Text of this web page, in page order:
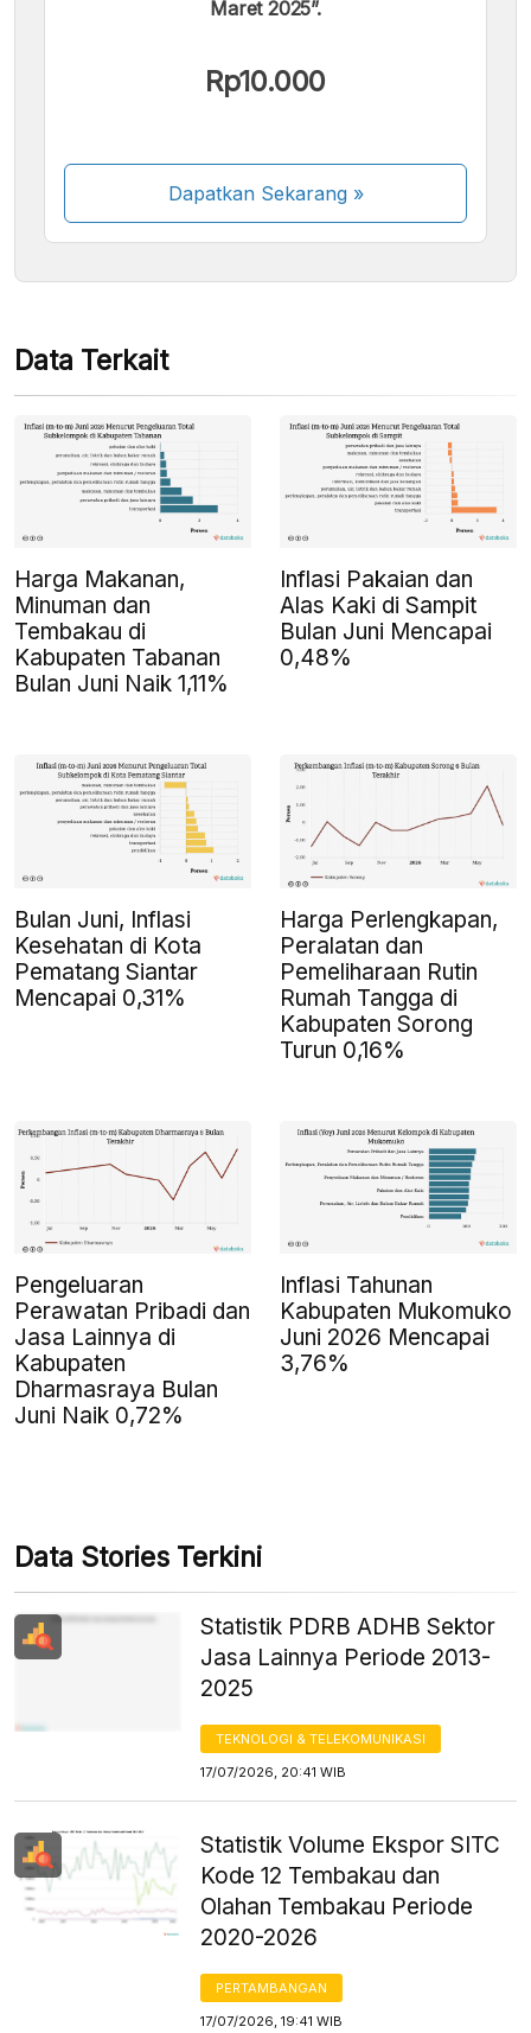
Maret 2025”.
Rp10.000
Dapatkan Sekarang»
Beberapa metode pembayaran masih dalam
proses aktivasi.
Data Terkait
Harga Makanan,
Minuman dan
Tembakau di
Kabupaten Tabanan
Bulan Juni Naik 1,11%
Inflasi Pakaian dan
Alas Kaki di Sampit
Bulan Juni Mencapai
0,48%
Bulan Juni, Inflasi
Kesehatan di Kota
Pematang Siantar
Mencapai 0,31%
Harga Perlengkapan,
Peralatan dan
Pemeliharaan Rutin
Rumah Tangga di
Kabupaten Sorong
Turun 0,16%
Pengeluaran
Perawatan Pribadi dan
Jasa Lainnya di
Kabupaten
Dharmasraya Bulan
Juni Naik 0,72%
Inflasi Tahunan
Kabupaten Mukomuko
Juni 2026 Mencapai
3,76%
Data Stories Terkini
Statistik PDRB ADHB Sektor
Jasa Lainnya Periode 2013-
2025
TEKNOLOGI & TELEKOMUNIKASI
17/07/2026, 20:41 WIB
Statistik Volume Ekspor SITC
Kode 12 Tembakau dan
Olahan Tembakau Periode
2020-2026
PERTAMBANGAN
17/07/2026, 19:41 WIB